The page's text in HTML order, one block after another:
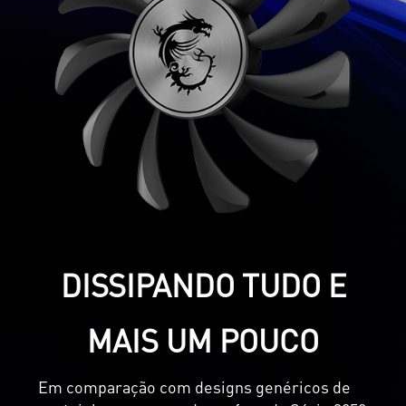
DISSIPANDO TUDO E
MAIS UM POUCO
Em comparação com designs genéricos de